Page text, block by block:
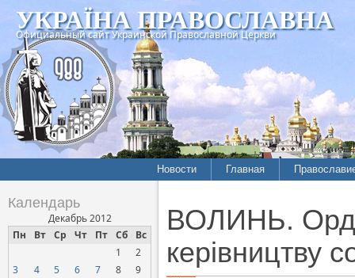
УКРАЇНА ПРАВОСЛАВНА
Официальный сайт Украинской Православной Церкви
Новости Главная
Календарь
Декабрь 2012
Пн
Вт Ср Чт Пт Сб Вс
1
2
3
4 5 6 7 8
9
ВОЛИНЬ.
керівництву